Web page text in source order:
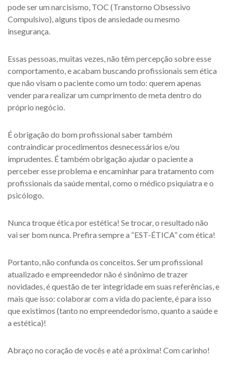
pode ser um narcisismo, TOC (Transtorno Obsessivo
Compulsivo), alguns tipos de ansiedade ou mesmo
insegurança.
Essas pessoas, muitas vezes, não têm percepção sobre esse
comportamento, e acabam buscando profissionais sem ética
que não visam o paciente como um todo: querem apenas
vender para realizar um cumprimento de meta dentro do
próprio negócio.
É obrigação do bom profissional saber também
contraindicar procedimentos desnecessários e/ou
imprudentes. É também obrigação ajudar o paciente a
perceber esse problema e encaminhar para tratamento com
profissionais da saúde mental, como o médico psiquiatra e o
psicólogo.
Nunca troque ética por estética! Se trocar, o resultado não
vai ser bom nunca. Prefira sempre a “EST-ÉTICA” com ética!
Portanto, não confunda os conceitos. Ser um profissional
atualizado e empreendedor não é sinônimo de trazer
novidades, é questão de ter integridade em suas referências, e
mais que isso: colaborar com a vida do paciente, é para isso
que existimos (tanto no empreendedorismo, quanto a saúde e
a estética)!
Abraço no coração de vocês e até a próxima! Com carinho!